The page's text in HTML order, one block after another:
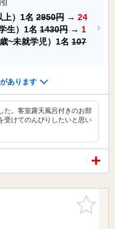
上）1名 2950円 → 24
生）1名 1430円 → 1
~未就学児）1名 107
あります
た。客室露天風呂付きのお部
受けてのんびりしたいと思い
お気に入
りに追加